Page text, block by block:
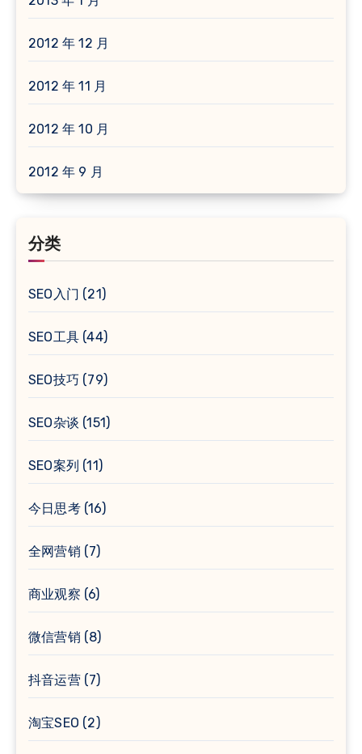
2012 年 12 月
2012 年 11 月
2012 年 10 月
2012 年 9 月
分类
SEO入门 (21)
SEO工具 (44)
SEO技巧 (79)
SEO杂谈 (151)
SEO案列 (11)
今日思考(16)
全网营销 (7)
商业观察 (6)
微信营销 (8)
抖音运营(7)
淘宝SEO (2)